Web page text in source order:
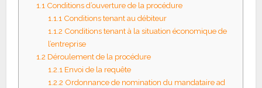
1.1 Conditions d’ouverture de la procédure
1.1.1 Conditions tenant au débiteur
1.1.2 Conditions tenant à la situation économique de
l’entreprise
1.2 Déroulement de la procédure
1.2.1 Envoi de la requête
1.2.2 Ordonnance de nomination du mandataire ad